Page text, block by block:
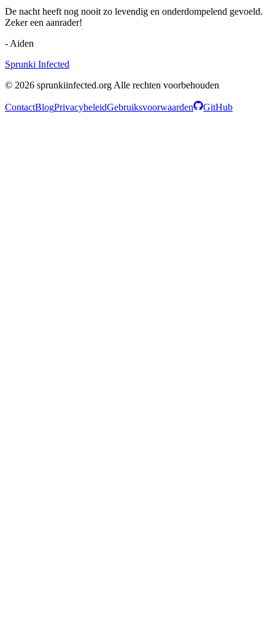
De nacht heeft nog nooit zo levendig en onderdompelend gevoeld.
Zeker een aanrader!
- Aiden
Sprunki Infected
© 2026 sprunkiinfected.org Alle rechten voorbehouden
ContactBlogPrivacybeleidGebruiksvoorwaarden GitHub